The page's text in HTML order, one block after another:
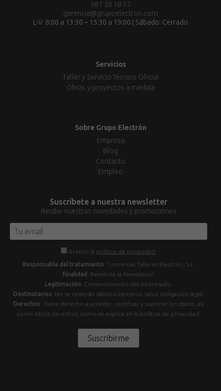
987 20 18 17
gerencia@grupoelectron.com
L-V: 8:00 a 13:30 – 15:30 a 19:00 | Sábado: Cerrado
Servicios
Taller y Servicio Técnico Oficial
Obras y proyectos a medida
Sobre Grupo Electrón
Empresa
Blog
Contacto
Empleo
Suscríbete a nuestra newsletter
Recibe nuestras novedades y promociones
Acepto la política de privacidad
Responsable del tratamiento: Comercial Talleres Electrón, S.L.
Finalidad : Remitirle la Newsletter.
Legitimación: Consentimiento del interesado.
Destinatarios: No se cederán datos a terceros, salvo obligación legal.
Derechos: Tiene derecho a acceder, rectificar y suprimir los datos, así
como otros derechos, como se explica en la política de privacidad.
Suscribirme